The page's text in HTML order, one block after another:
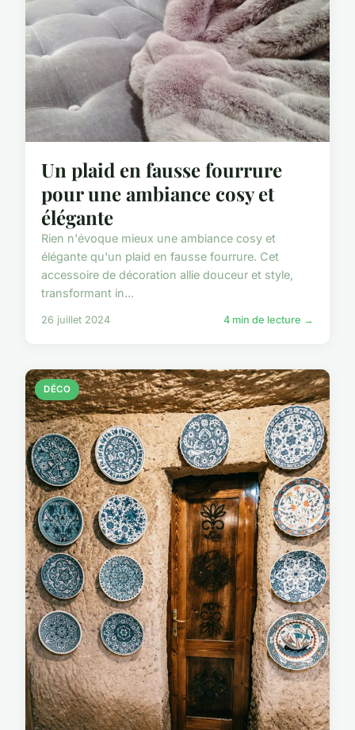
Un plaid en fausse fourrure
pour une ambiance cosy et
élégante
Rien n'évoque mieux une ambiance cosy et
élégante qu'un plaid en fausse fourrure. Cet
accessoire de décoration allie douceur et style,
transformant in...
26 juillet 2024 4 min de lecture →
DÉCO